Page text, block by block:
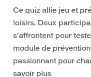
Ce quiz allie jeu et
loisirs. Deux
s’affrontent pour
module de
passionnant pour
savoir plus